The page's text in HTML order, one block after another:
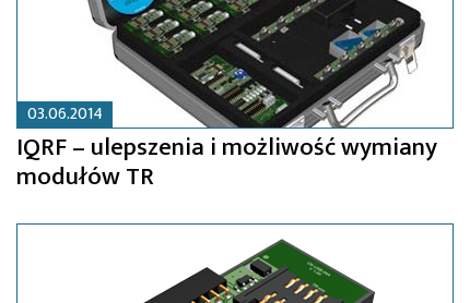
03.06.2014
IQRF – ulepszenia i możliwość wymiany
modułów TR